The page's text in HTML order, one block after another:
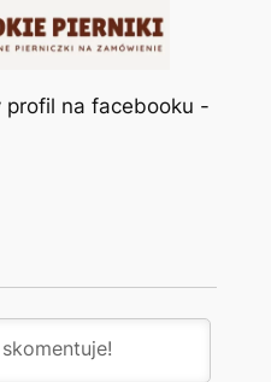
profil na facebooku -